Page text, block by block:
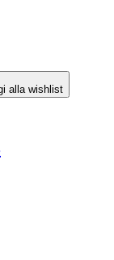
alla wishlist